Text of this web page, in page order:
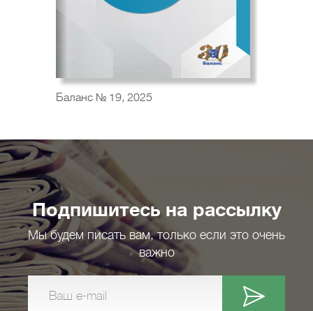
Баланс № 19, 2025
Подпишитесь на рассылку
Мы будем писать вам, только если это очень
важно
Ваш e-mail